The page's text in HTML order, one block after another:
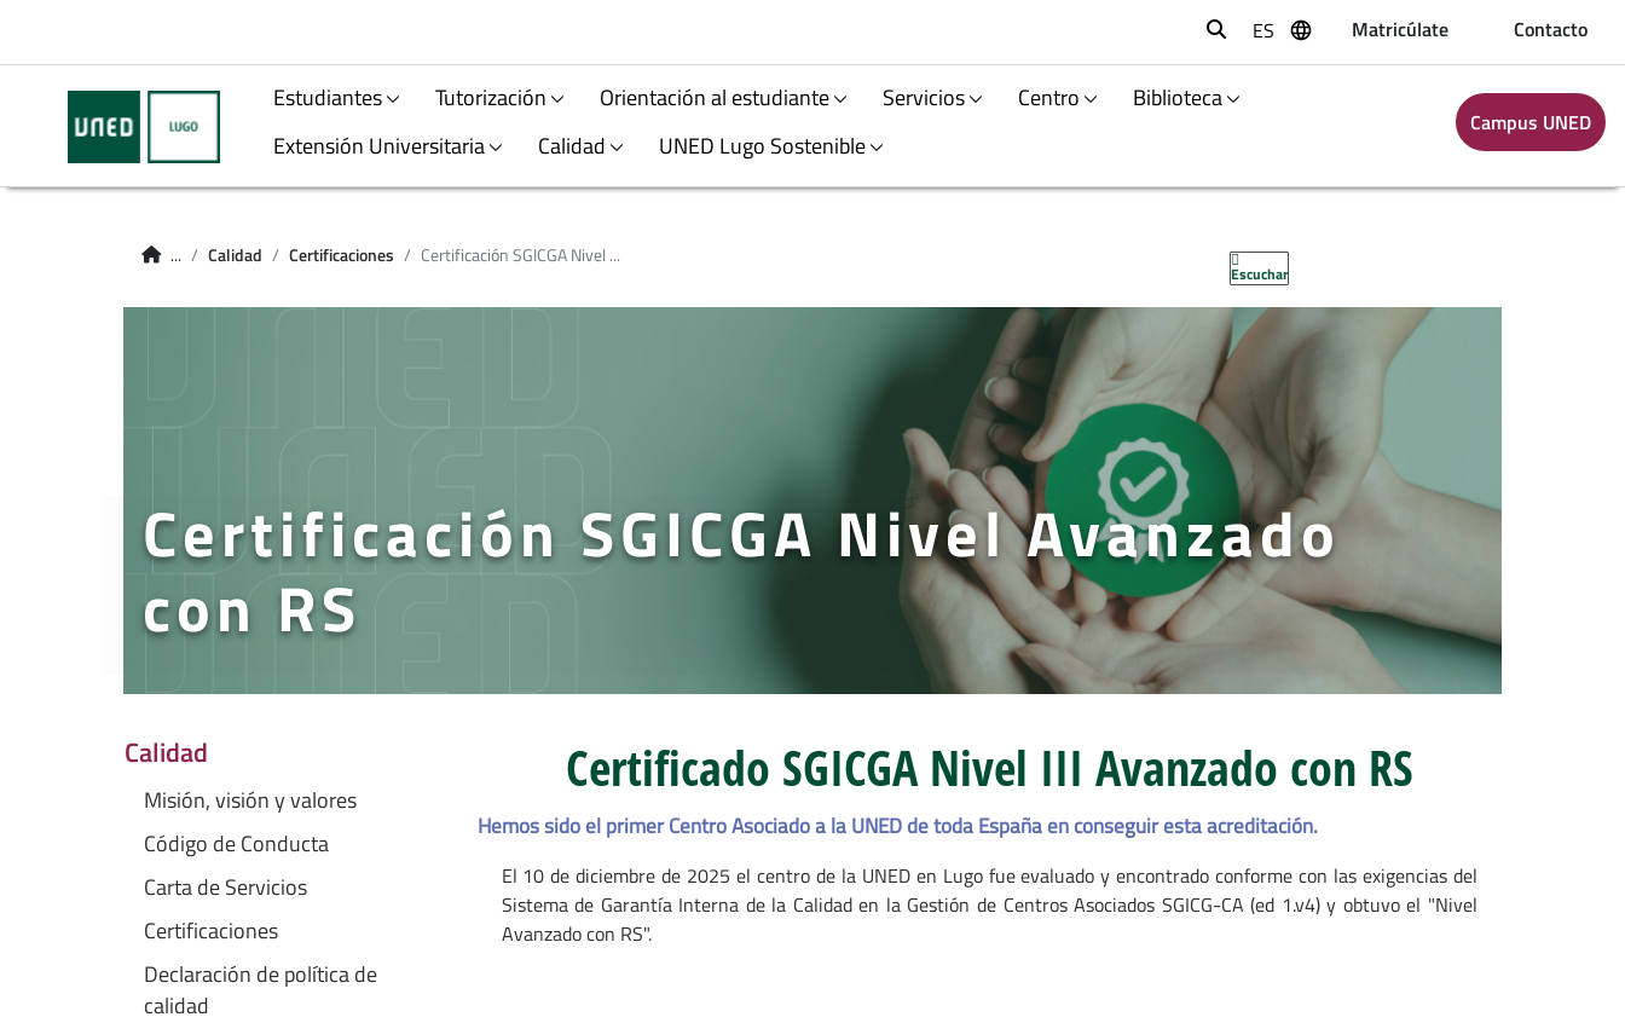
Buscar
ES Matricúlate Contacto
Estudiantes Tutorización Orientación al estudiante Servicios Centro
Biblioteca
Extensión Universitaria
Calidad UNED Lugo Sostenible
Campus UNED
... Calidad Certificaciones Certificación SGICGA Nivel ...
Escuchar
Certificación SGICGA Nivel Avanzado
con RS
Calidad
Misión, visión y valores
Código de Conducta
Carta de Servicios
Certificaciones
Declaración de política de
calidad
Certificado SGICGA Nivel III Avanzado con RS
Hemos sido el primer Centro Asociado a la UNED de toda España en conseguir esta acreditación.
El 10 de diciembre de 2025 el centro de la UNED en Lugo fue evaluado y encontrado conforme con las exigencias del
Sistema de Garantía Interna de la Calidad en la Gestión de Centros Asociados SGICG-CA (ed 1.v4) y obtuvo el "Nivel
Avanzado con RS".